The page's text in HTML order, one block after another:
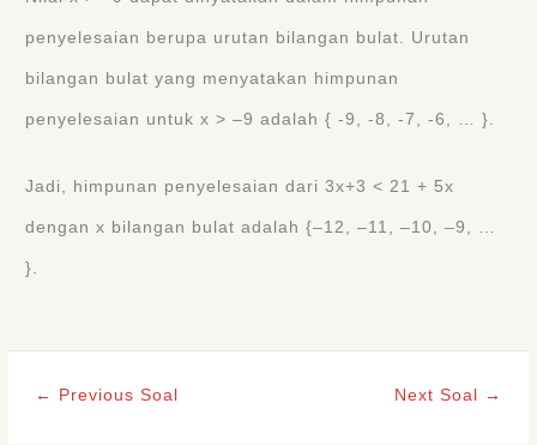
penyelesaian berupa urutan bilangan bulat. Urutan
bilangan bulat yang menyatakan himpunan
penyelesaian untuk x > ‒9 adalah { -9, -8, -7, -6, … }.
Jadi, himpunan penyelesaian dari 3x+3 < 21 + 5x
dengan x bilangan bulat adalah {‒12, ‒11, ‒10, ‒9, …
}.
← Previous Soal Next Soal →